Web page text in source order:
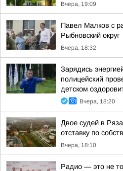
Вчера, 19:09
Павел Малков с
Рыбновский округ
Вчера, 18:32
Зарядись
полицейский
детском
Вчера, 18:20
Двое судей в
отставку по
Вчера, 18:10
Радио — это не